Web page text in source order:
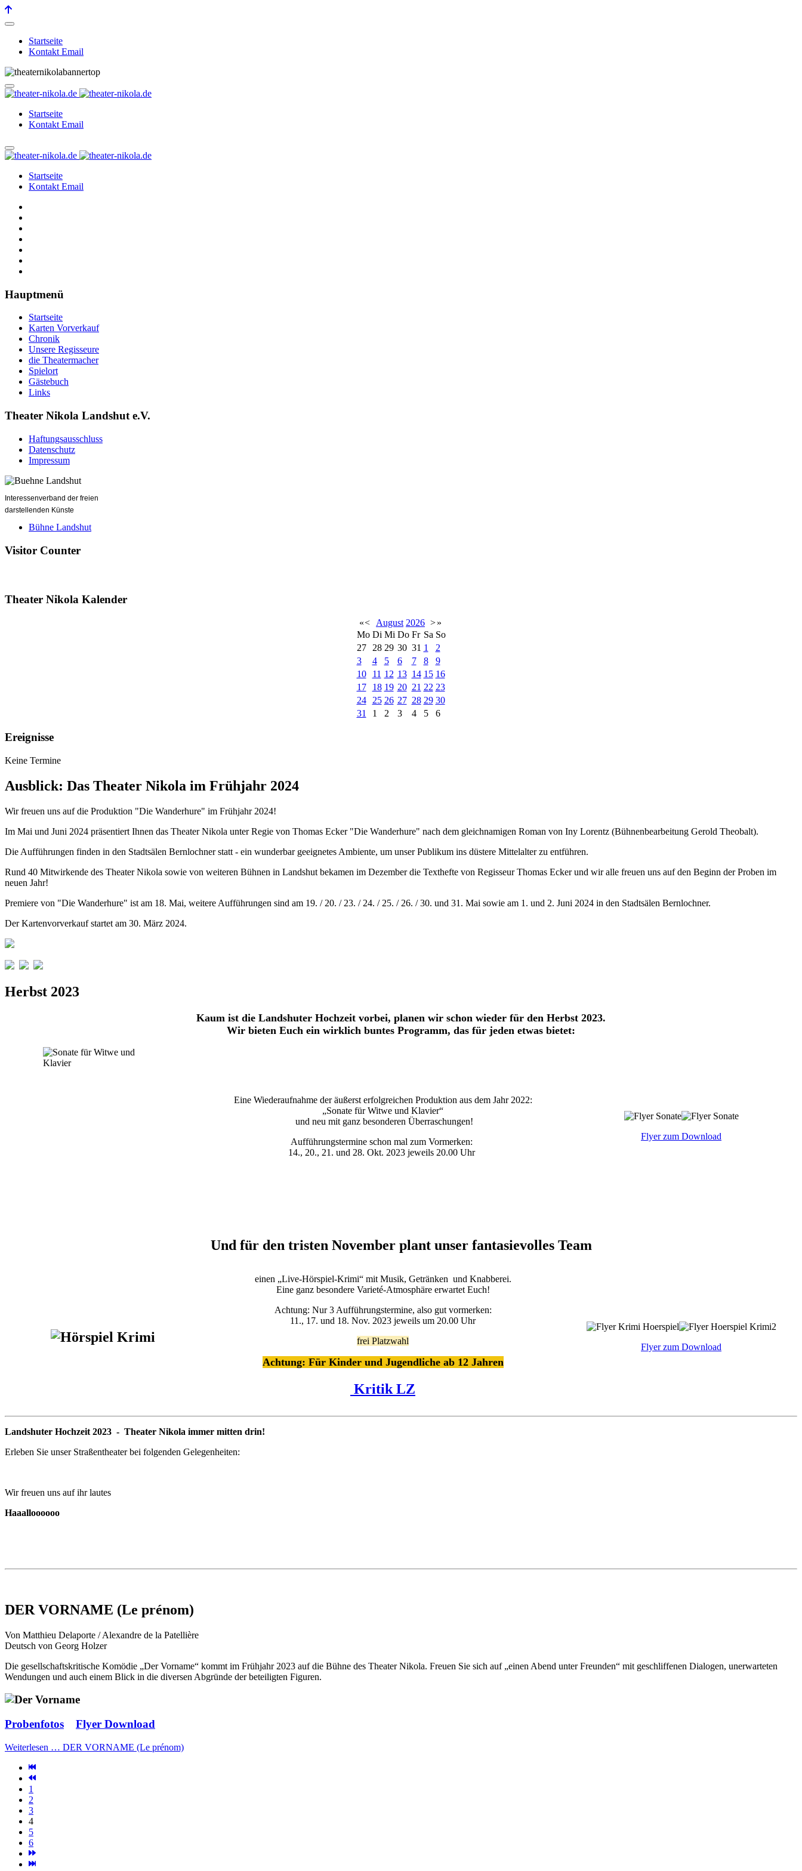
Startseite
Kontakt Email
Startseite
Kontakt Email
Startseite
Kontakt Email
Hauptmenü
Startseite
Karten Vorverkauf
Chronik
Unsere Regisseure
die Theatermacher
Spielort
Gästebuch
Links
Theater Nikola Landshut e.V.
Haftungsausschluss
Datenschutz
Impressum
Interessenverband der freien
darstellenden Künste
Bühne Landshut
Visitor Counter
Theater Nikola Kalender
«< August 2026 >»
Mo Di Mi Do Fr Sa So
27
28 29 30 31 1
2
3
4 5 6 7 8
9
10
11 12 13 14 15 16
17
18 19 20 21 22 23
24
25 26 27 28 29 30
31
1 2 3 4 5 6
Ereignisse
Keine Termine
Ausblick: Das Theater Nikola im Frühjahr 2024
Wir freuen uns auf die Produktion "Die Wanderhure" im Frühjahr 2024!
Im Mai und Juni 2024 präsentiert Ihnen das Theater Nikola unter Regie von Thomas Ecker "Die Wanderhure" nach dem gleichnamigen Roman von Iny Lorentz (Bühnenbearbeitung Gerold Theobalt).
Die Aufführungen finden in den Stadtsälen Bernlochner statt - ein wunderbar geeignetes Ambiente, um unser Publikum ins düstere Mittelalter zu entführen.
Rund 40 Mitwirkende des Theater Nikola sowie von weiteren Bühnen in Landshut bekamen im Dezember die Texthefte von Regisseur Thomas Ecker und wir alle freuen uns auf den Beginn der Proben im
neuen Jahr!
Premiere von "Die Wanderhure" ist am 18. Mai, weitere Aufführungen sind am 19. / 20. / 23. / 24. / 25. / 26. / 30. und 31. Mai sowie am 1. und 2. Juni 2024 in den Stadtsälen Bernlochner.
Der Kartenvorverkauf startet am 30. März 2024.
Herbst 2023
Kaum ist die Landshuter Hochzeit vorbei, planen wir schon wieder für den Herbst 2023.
Wir bieten Euch ein wirklich buntes Programm, das für jeden etwas bietet:
Eine Wiederaufnahme der äußerst erfolgreichen Produktion aus dem Jahr 2022:
„Sonate für Witwe und Klavier“
und neu mit ganz besonderen Überraschungen!
Aufführungstermine schon mal zum Vormerken:
14., 20., 21. und 28. Okt. 2023 jeweils 20.00 Uhr
Flyer zum Download
Und für den tristen November plant unser fantasievolles Team
einen „Live-Hörspiel-Krimi“ mit Musik, Getränken und Knabberei.
Eine ganz besondere Varieté-Atmosphäre erwartet Euch!
Achtung: Nur 3 Aufführungstermine, also gut vormerken:
11., 17. und 18. Nov. 2023 jeweils um 20.00 Uhr
frei Platzwahl
Achtung: Für Kinder und Jugendliche ab 12 Jahren
Kritik LZ
Flyer zum Download
Landshuter Hochzeit 2023 - Theater Nikola immer mitten drin!
Erleben Sie unser Straßentheater bei folgenden Gelegenheiten:
Wir freuen uns auf ihr lautes
Haaalloooooo
DER VORNAME (Le prénom)
Von Matthieu Delaporte / Alexandre de la Patellière
Deutsch von Georg Holzer
Die gesellschaftskritische Komödie „Der Vorname“ kommt im Frühjahr 2023 auf die Bühne des Theater Nikola. Freuen Sie sich auf „einen Abend unter Freunden“ mit geschliffenen Dialogen, unerwarteten
Wendungen und auch einem Blick in die diversen Abgründe der beteiligten Figuren.
Probenfotos Flyer Download
Weiterlesen … DER VORNAME (Le prénom)
1
2
3
4
5
6